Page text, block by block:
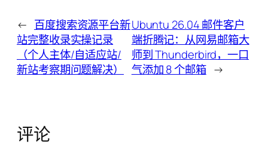
← 百度搜索资源平台新
站完整收录实操记录
（个人主体/自适应站/
新站考察期问题解决）
Ubuntu 26.04 邮件客户
端折腾记：从网易邮箱大
师到 Thunderbird，一口
气添加 8 个邮箱 →
评论